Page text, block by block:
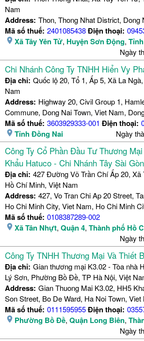
Nam
Address: Thon, Thong Nhat District, Dong
Mã số thuế: 2401085438Điện thoại:
Xã Tây Yên Tử, Huyện Sơn Động,
Ngày
Chi Nhánh Công Ty TNHH Hiển Vy
Địa chỉ: Quốc lộ 20, Tổ 1, Ấp 5, Xã La
Nam
Address: Highway 20, Civil Group 1,
Commune, Dong Nai Town, Viet Nam,
Mã số thuế: 3603929333-001 Điện thoại:
Tỉnh Đồng Nai Ngày
Công Ty Cổ Phần Đầu Tư Thương
Khẩu Hatuco - Chi Nhánh Tây Sài Gòn
Địa chỉ: 427 Đường Võ Trần Chí Ấp 20, Xã
Hồ Chí Minh, Việt Nam
Address: 427, Vo Tran Chi Ap 20 Street,
Ho Chi Minh City, Viet Nam, Ho Chi Minh
Mã số thuế: 0108387289-002
Xã Tân Nhựt, Quận 4, Thành phố Hồ
Ngày
Công Ty TNHH Thương Mại Và Thiết
Địa chỉ: Gian thương mại K3.02 - Tòa nhà
Lý Sơn, Phường Bồ Đề, TP Hà Nội, Việt
Address: Gian Thuong Mai K3.02, HH5
Son Street, Bo De Ward, Ha Noi Town,
Mã số thuế: 0111595955Điện thoại:
Phường Bồ Đề, Quận Long Biên,
Ngày